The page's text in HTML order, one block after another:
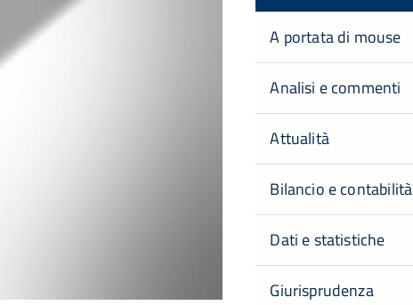
A portata di mouse
Analisi e commenti
Attualità
Bilancio e contabilità
Dati e statistiche
Giurisprudenza